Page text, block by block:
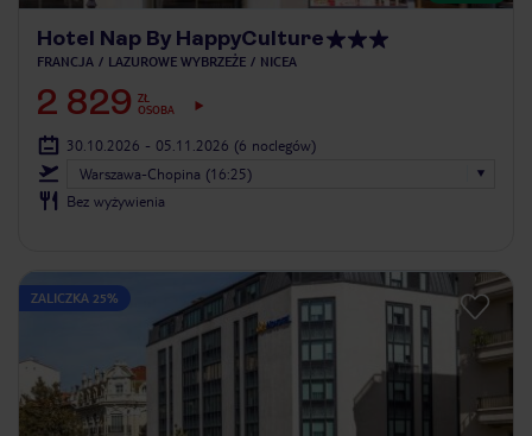
Hotel Nap By HappyCulture
FRANCJA LAZUROWE WYBRZEŻE NICEA
2 829 ZŁ
OSOBA
30.10.2026 - 05.11.2026 (6 noclegów)
Warszawa-Chopina (16:25)
Bez wyżywienia
ZALICZKA 25%